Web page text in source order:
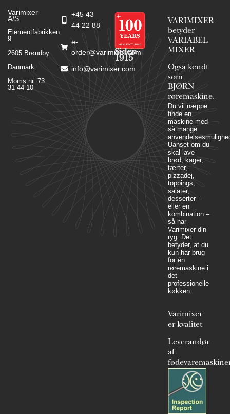
Varimixer
A/S
Elementfabrikken
9
2605 Brøndby
Danmark
Moms nr. 73
31 44 10
+45 43
44 22 88
e-
order@varimixer.com
info@varimixer.com
Siden
1915
VARIMIXER
betyder
VARIABEL
MIXER
Også kendt
som
BJØRN
røremaskine.
Du vil næppe
finde en
maskine med
så mange
Uanset om du
skal lave
brød, kager,
tærter,
pizzadej,
toppings,
salater,
desserter –
eller en
kombination –
så har
Varimixer din
ryg. Det
betyder, at du
kun har brug
for én
røremaskine i
det
professionelle
køkken.
Varimixer
er kvalitet
Leverandør
af